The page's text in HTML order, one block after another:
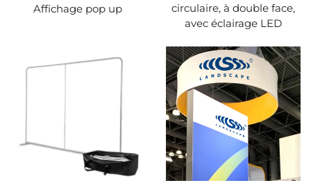
Affichage pop up
circulaire, à double face,
avec éclairage LED